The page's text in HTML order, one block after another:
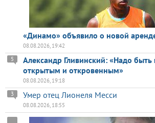
«Динамо» объявило о новой
08.08.2026, 19:42
Александр Гливинский: «Надо
открытым и откровенным»
5
08.08.2026, 19:18
Умер отец Лионеля Месси
3
08.08.2026, 18:55